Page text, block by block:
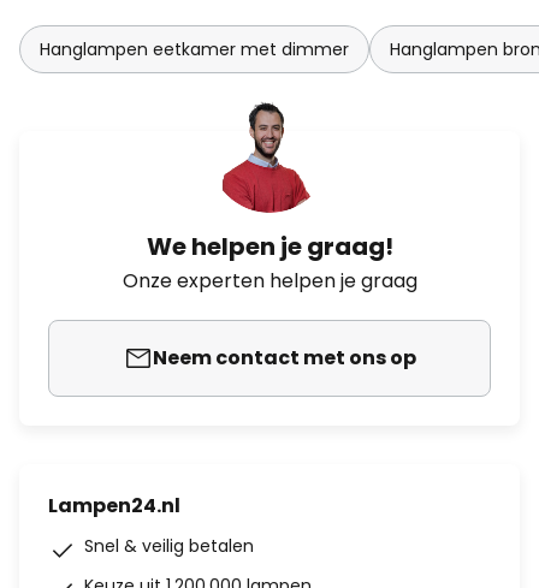
Hanglampen eetkamer met dimmer Hanglampen
We helpen je graag!
Onze experten helpen je graag
Neem contact met ons op
Lampen24.nl
Snel & veilig betalen